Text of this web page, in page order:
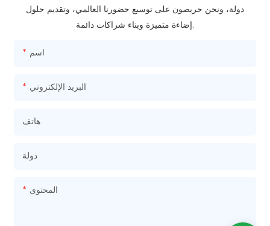
دولة، ونحن حريصون على توسيع حضورنا العالمي، وتقديم حلول
إضاءة متميزة وبناء شراكات دائمة.
اسم
البريد الإلكتروني
هاتف
دولة
المحتوى